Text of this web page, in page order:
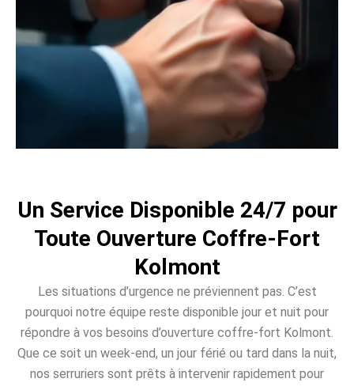
Un Service Disponible 24/7 pour
Toute Ouverture Coffre-Fort
Kolmont
Les situations d’urgence ne préviennent pas. C’est
pourquoi notre équipe reste disponible jour et nuit pour
répondre à vos besoins d’ouverture coffre-fort Kolmont.
Que ce soit un week-end, un jour férié ou tard dans la nuit,
nos serruriers sont prêts à intervenir rapidement pour